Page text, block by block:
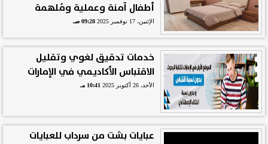
أطفال آمنة وعملية ومُلهمة
الإثنين، 17 نوفمبر 2025 09:28 صـ
خدمات تدقيق لغوي وتقليل
الاقتباس الأكاديمي في الإمارات
الأحد، 26 أكتوبر 2025 10:41 مـ
عبايات بشت من سرداب للعبايات